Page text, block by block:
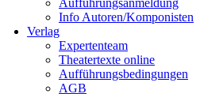
Aufführungsanmeldung
Info Autoren/Komponisten
Verlag
Expertenteam
Theatertexte online
Aufführungsbedingungen
AGB